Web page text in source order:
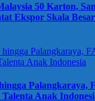
50 Karton,
Ekspor Skala Besar
Palangkaraya,
Anak